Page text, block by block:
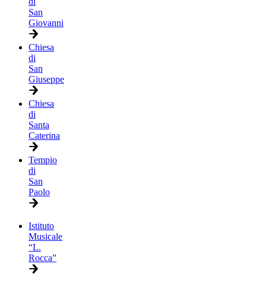
San
Giovanni
Chiesa
di
San
Giuseppe
Chiesa
di
Santa
Caterina
Tempio
di
San
Paolo
Istituto
Musicale
“L.
Rocca”